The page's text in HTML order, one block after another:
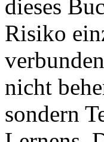
dieses
Risiko
nicht
sondern